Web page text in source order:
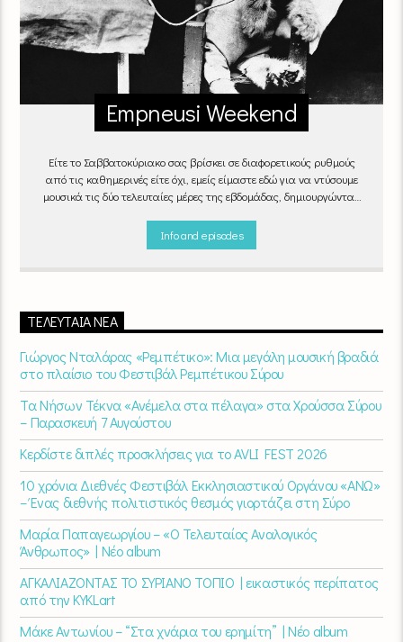
Empneusi Weekend
Είτε το Σαββατοκύριακο σας βρίσκει σε διαφορετικούς ρυθμούς
από τις καθημερινές είτε όχι, εμείς είμαστε εδώ για να ντύσουμε
μουσικά τις δύο τελευταίες μέρες της εβδομάδας, δημιουργώντας
Info and episodes
ΤΕΛΕΥΤΑΊΑ ΝΈΑ
Γιώργος Νταλάρας «Ρεμπέτικο»: Μια μεγάλη μουσική βραδιά
στο πλαίσιο του Φεστιβάλ Ρεμπέτικου Σύρου
Τα Νήσων Τέκνα «Ανέμελα στα πέλαγα» στα Χρούσσα Σύρου
– Παρασκευή 7 Αυγούστου
Κερδίστε διπλές προσκλήσεις για το AVLI FEST 2026
10 χρόνια Διεθνές Φεστιβάλ Εκκλησιαστικού Οργάνου «ΑΝΩ»
– Ένας διεθνής πολιτιστικός θεσμός γιορτάζει στη Σύρο​
Μαρία Παπαγεωργίου – «Ο Τελευταίος Αναλογικός
Άνθρωπος» | Νέο album
ΑΓΚΑΛΙΑΖΟΝΤΑΣ ΤΟ ΣΥΡΙΑΝΟ ΤΟΠΙΟ | εικαστικός περίπατος
από την KYKLart
Μάκε Αντωνίου – “Στα χνάρια του ερημίτη” | Νέο album